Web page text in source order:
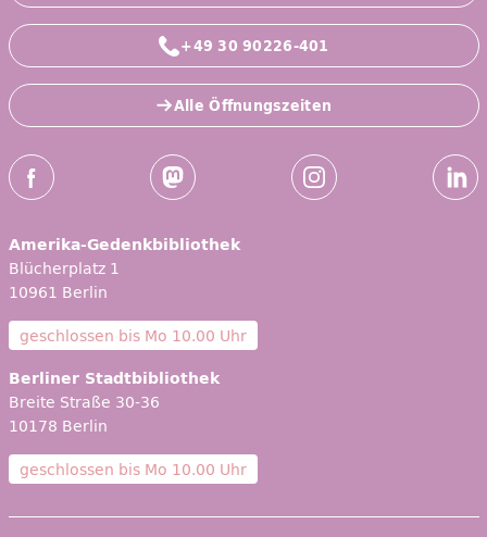
+49 30 90226-401
Alle Öffnungszeiten
Social-Media Kanäle der ZLB
Facebook Mastodon Instagram
Amerika-Gedenkbibliothek
Blücherplatz 1
10961 Berlin
geschlossen bis Mo 10.00 Uhr
Berliner Stadtbibliothek
Breite Straße 30-36
10178 Berlin
geschlossen bis Mo 10.00 Uhr